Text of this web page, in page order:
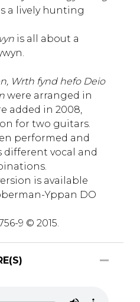
a lively hunting
is all about a
Wrth fynd hefo Deio
were arranged in
added in 2008,
for two guitars.
performed and
different vocal and
is available
Yppan DO
9 © 2015.